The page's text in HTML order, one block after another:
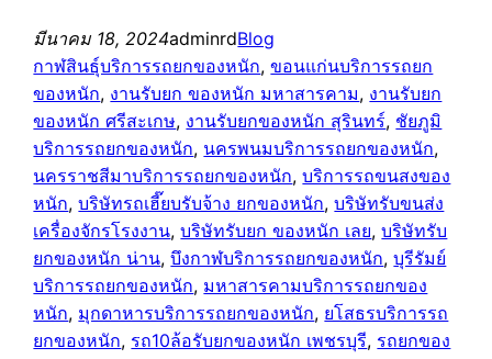
มีนาคม 18, 2024adminrdBlog
กาฬสินธุ์บริการรถยกของหนัก, ขอนแก่นบริการรถยก
ของหนัก, งานรับยก ของหนัก มหาสารคาม, งานรับยก
ของหนัก ศรีสะเกษ, งานรับยกของหนัก สุรินทร์, ชัยภูมิ
บริการรถยกของหนัก, นครพนมบริการรถยกของหนัก
นครราชสีมาบริการรถยกของหนัก, บริการรถขนสงของ
หนัก, บริษัทรถเฮี๊ยบรับจ้าง ยกของหนัก, บริษัทรับขนส่ง
เครื่องจักรโรงงาน, บริษัทรับยก ของหนัก เลย, บริษัทรับ
ยกของหนัก น่าน, บึงกาฬบริการรถยกของหนัก, บุรีรัมย์
บริการรถยกของหนัก, มหาสารคามบริการรถยกของ
หนัก, มุกดาหารบริการรถยกของหนัก, ยโสธรบริการรถ
ยกของหนัก, รถ10ล้อรับยกของหนัก เพชรบุรี, รถยกของ